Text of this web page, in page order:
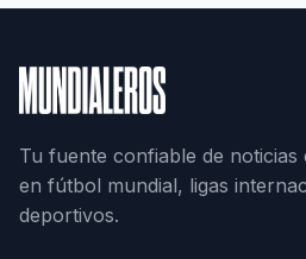
Tu fuente confiable de
en fútbol mundial, ligas
deportivos.